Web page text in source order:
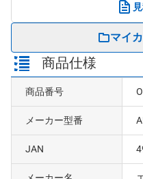
マイ
商品仕様
商品番号
メーカー型番
JAN